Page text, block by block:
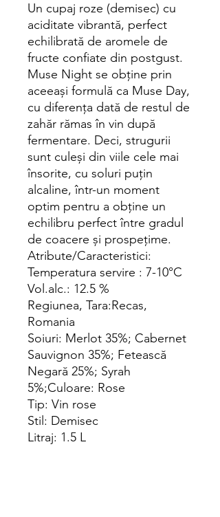
Un cupaj roze (demisec) cu
aciditate vibrantă, perfect
echilibrată de aromele de
fructe confiate din postgust.
Muse Night se obține prin
aceeași formulă ca Muse Day,
cu diferența dată de restul de
zahăr rămas în vin după
fermentare. Deci, strugurii
sunt culeși din viile cele mai
însorite, cu soluri puțin
alcaline, într-un moment
optim pentru a obține un
echilibru perfect între gradul
de coacere și prospețime.
Atribute/Caracteristici:
Temperatura servire : 7-10°C
Vol.alc.: 12.5 %
Regiunea, Tara:Recas,
Romania
Soiuri: Merlot 35%; Cabernet
Sauvignon 35%; Fetească
Negară 25%; Syrah
5%;Culoare: Rose
Tip: Vin rose
Stil: Demisec
Litraj: 1.5 L